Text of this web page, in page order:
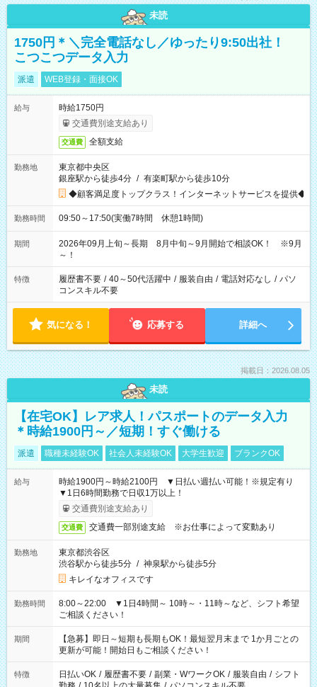
未読
1750円＊＼完全電話なし／ゆったり9:50出社！
こつこつデータ入力
派遣 WEB登録・面接OK
給与
時給1750円
交通費別途支給あり
交通費 全額支給
勤務地
東京都中央区
銀座駅から徒歩4分 / 有楽町駅から徒歩10分
◆顧客満足度トップクラス！インターネットサービスを提供◆
勤務時間 09:50～17:50(実働7時間 休憩1時間)
期間
2026年09月上旬～長期 8月中旬～9月開始で相談OK！ ※9月
～！
特徴 履歴書不要 / 40～50代活躍中 / 服装自由 / 電話対応なし / パソ
コンスキル不要
気になる！ 応募する 詳細へ
掲載日：2026.08.05
未読
【在宅OK】レア求人！パスポートのデータ入力
＊時給1900円～／短期！すぐ働ける
派遣 職種未経験OK 社会人未経験OK 大学生歓迎 ブランクOK
給与
時給1900円～時給2100円 ▼日払い週払い可能！※規定有り
▼1日6時間勤務で日収1万以上！
交通費別途支給あり
交通費 交通費一部別途支給 ※お仕事によって変動あり
勤務地
東京都渋谷区
渋谷駅から徒歩5分 / 神泉駅から徒歩5分
キレイなオフィスです
勤務時間
8:00～22:00 ▼1日4時間～ 10時～・11時～など、シフト希望
ご相談ください！
期間
【急募】即日～短期も長期もOK！最短翌月末まで 1か月ごとの
更新が可能！開始日もご相談ください！
特徴 日払いOK / 履歴書不要 / 副業・WワークOK / 服装自由 / シフト